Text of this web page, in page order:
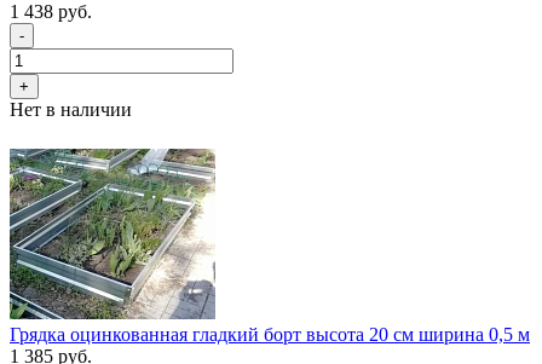
1 438 руб.
-
+
Нет в наличии
Грядка оцинкованная гладкий борт высота 20 см ширина 0,5 м
1 385 руб.